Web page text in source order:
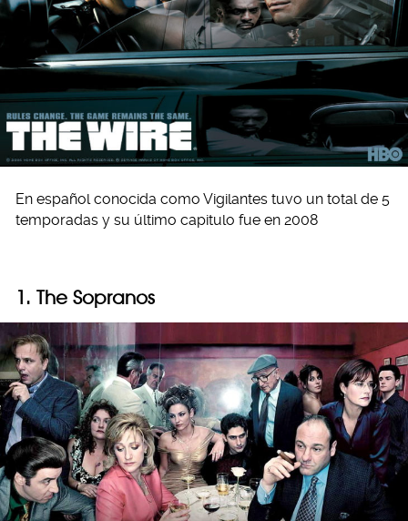
En español conocida como Vigilantes tuvo un total de 5
temporadas y su último capitulo fue en 2008
1. The Sopranos